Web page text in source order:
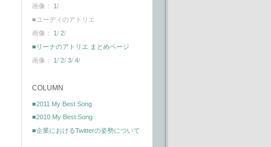
画像： 1/
■ユーディのアトリエ
画像： 1/ 2/
■リーナのアトリエ まとめページ
画像： 1/ 2/ 3/ 4/
COLUMN
■2011 My Best Song
■2010 My Best Song
■企業におけるTwitterの姿勢について